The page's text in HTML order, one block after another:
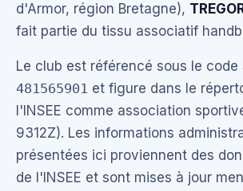
d'Armor, région Bretagne),
fait partie du tissu associatif
Le club est référencé sous le code
481565901 et figure dans le
l'INSEE comme association
9312Z). Les informations
présentées ici proviennent des
de l'INSEE et sont mises à jour